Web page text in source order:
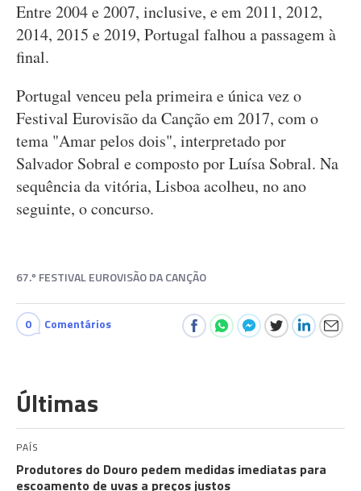
Entre 2004 e 2007, inclusive, e em 2011, 2012,
2014, 2015 e 2019, Portugal falhou a passagem à
final.
Portugal venceu pela primeira e única vez o
Festival Eurovisão da Canção em 2017, com o
tema "Amar pelos dois", interpretado por
Salvador Sobral e composto por Luísa Sobral. Na
sequência da vitória, Lisboa acolheu, no ano
seguinte, o concurso.
67.º FESTIVAL EUROVISÃO DA CANÇÃO
0 Comentários
Últimas
PAÍS
Produtores do Douro pedem medidas imediatas para
escoamento de uvas a preços justos